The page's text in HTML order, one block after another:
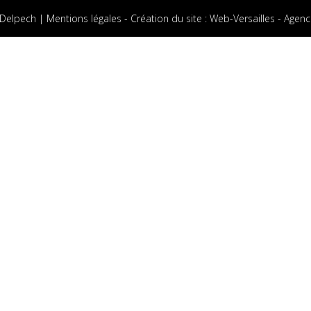
| Mentions légales - Création du site : Web-Versailles -